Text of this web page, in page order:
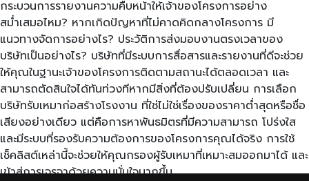
กระบวนการรายงานความคืบหน้าให้เจ้าของโครงการอย่าง
สม่ำเสมอไหม? หากเกิดปัญหาที่ไม่คาดคิดกลางโครงการ มี
แนวทางจัดการอย่างไร? ประวัติการส่งมอบงานตรงเวลาของ
บริษัทเป็นอย่างไร? บริษัทที่มีระบบการสื่อสารและรายงานที่ดีจะช่วย
ให้คุณในฐานะเจ้าของโครงการติดตามสถานะได้ตลอดเวลา และ
สามารถตัดสินใจได้ทันท่วงทีหากมีสิ่งที่ต้องปรับเปลี่ยน การเลือก
บริษัทรับเหมาก่อสร้างโรงงาน ที่ใช่ไม่ใช่เรื่องของราคาต่ำสุดหรือชื่อ
เสียงอย่างเดียว แต่คือการหาพันธมิตรที่มีความสามารถ โปร่งใส
และมีระบบที่รองรับความต้องการของโครงการคุณได้จริง การใช้
เช็คลิสต์เหล่านี้จะช่วยให้คุณกรองผู้รับเหมาที่เหมาะสมออกมาได้ และ
เข้าสู่การเจรจาด้วยความมั่นใจมากขึ้น